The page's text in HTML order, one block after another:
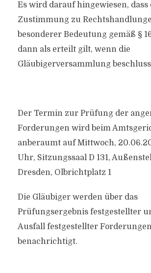
Es wird darauf hingewiesen, dass
Zustimmung zu
besonderer Bedeutung gemäß §
dann als erteilt gilt, wenn die
Gläubigerversammlung
Der Termin zur Prüfung der
Forderungen wird beim
anberaumt auf Mittwoch,
Uhr, Sitzungssaal D 131,
Dresden, Olbrichtplatz 1
Die Gläubiger werden über das
Prüfungsergebnis festgestellter
Ausfall festgestellter
benachrichtigt.